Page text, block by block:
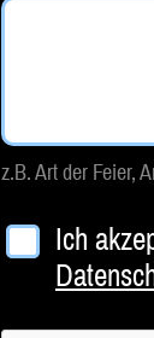
z.B. Art der Feier,
Ich